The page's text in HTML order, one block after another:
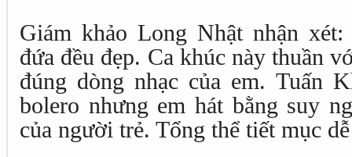
Giám khảo Long Nhật nhận
đứa đều đẹp. Ca khúc này thuần
đúng dòng nhạc của em. Tuấn
bolero nhưng em hát bằng suy
của người trẻ. Tổng thể tiết mục